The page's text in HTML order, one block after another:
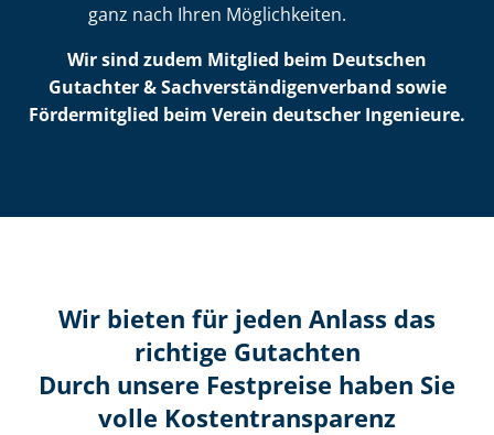
ganz nach Ihren Möglichkeiten.
Wir sind zudem Mitglied beim Deutschen
Gutachter & Sach­ver­stän­di­gen­ver­band sowie
Fördermitglied beim Verein deutscher Ingenieure.
Wir bieten für jeden Anlass das
richtige Gutachten
Durch unsere Festpreise haben Sie
volle Kosten­transparenz